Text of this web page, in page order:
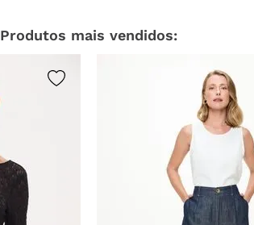
Produtos mais vendidos: